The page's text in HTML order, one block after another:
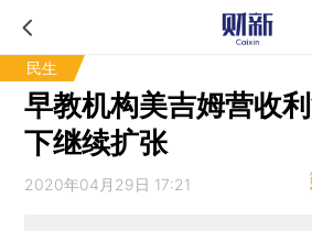
民生
早教机构美吉姆营收
下继续扩张
2020年04月29日 17:21